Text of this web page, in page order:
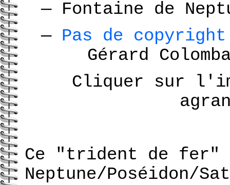
—Fontaine de
— Pas de
Gérard
Cliquer sur
Ce "trident de
Neptune/Poséidon/